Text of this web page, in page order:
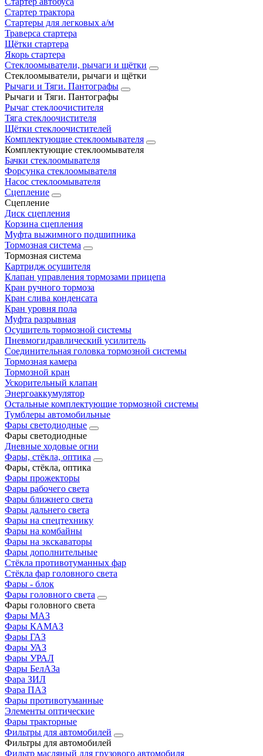
Стартер трактора
Стартеры для легковых а/м
Траверса стартера
Щётки стартера
Якорь стартера
Стеклоомыватели, рычаги и щётки
Стеклоомыватели, рычаги и щётки
Рычаги и Тяги. Пантографы
Рычаги и Тяги. Пантографы
Рычаг стеклоочистителя
Тяга стеклоочистителя
Щётки стеклоочистителей
Комплектующие стеклоомывателя
Комплектующие стеклоомывателя
Бачки стеклоомывателя
Форсунка стеклоомывателя
Насос стеклоомывателя
Сцепление
Сцепление
Диск сцепления
Корзина сцепления
Муфта выжимного подшипника
Тормозная система
Тормозная система
Картридж осушителя
Клапан управления тормозами прицепа
Кран ручного тормоза
Кран слива конденсата
Кран уровня пола
Муфта разрывная
Осушитель тормозной системы
Пневмогидравлический усилитель
Соединительная головка тормозной системы
Тормозная камера
Тормозной кран
Ускорительный клапан
Энергоаккумулятор
Остальные комплектующие тормозной системы
Тумблеры автомобильные
Фары светодиодные
Фары светодиодные
Дневные ходовые огни
Фары, стёкла, оптика
Фары, стёкла, оптика
Фары прожекторы
Фары рабочего света
Фары ближнего света
Фары дальнего света
Фары на спецтехнику
Фары на комбайны
Фары на экскаваторы
Фары дополнительные
Стёкла противотуманных фар
Стёкла фар головного света
Фары - блок
Фары головного света
Фары головного света
Фары МАЗ
Фары КАМАЗ
Фары ГАЗ
Фары УАЗ
Фары УРАЛ
Фары БелАЗа
Фара ЗИЛ
Фара ПАЗ
Фары противотуманные
Элементы оптические
Фары тракторные
Фильтры для автомобилей
Фильтры для автомобилей
Фильтр масляный для грузового автомобиля